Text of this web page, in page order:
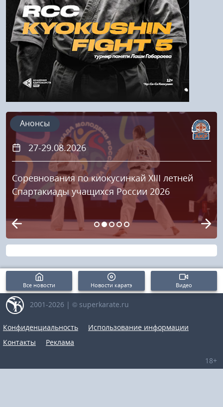
Регистрация
27-29.08.2026
Соревнования по киокусинкай XIII летней
Спартакиады учащихся России 2026
Анонсы
Все новости Новости каратэ Видео
2001-2026 | © superkarate.ru
Конфиденциальность
Использование информации
Контакты
Реклама
18+